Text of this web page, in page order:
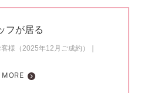
フが居る
様（2025年12月ご成約）
MORE